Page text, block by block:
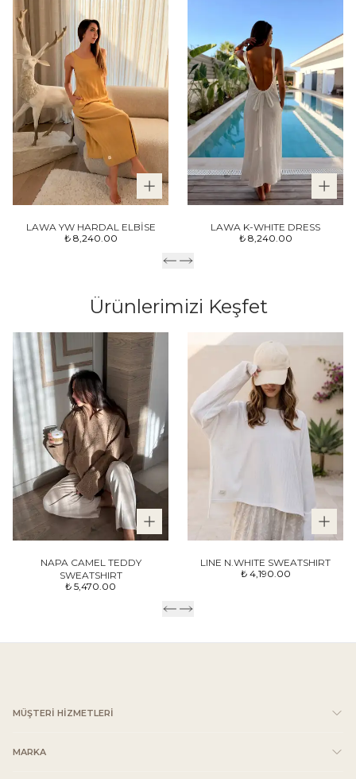
LAWA YW HARDAL ELBİSE
₺ 8,240.00
LAWA K-WHITE DRESS
₺ 8,240.00
Ürünlerimizi Keşfet
NAPA CAMEL TEDDY
SWEATSHIRT
₺ 5,470.00
LINE N.WHITE SWEATSHIRT
₺ 4,190.00
MÜŞTERİ HİZMETLERİ
MARKA